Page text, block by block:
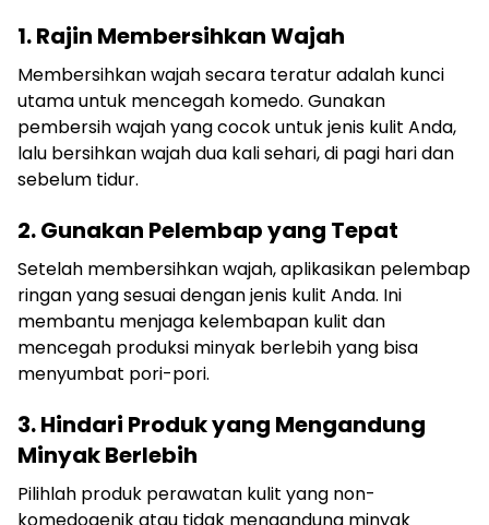
1. Rajin Membersihkan Wajah
Membersihkan wajah secara teratur adalah kunci
utama untuk mencegah komedo. Gunakan
pembersih wajah yang cocok untuk jenis kulit Anda,
lalu bersihkan wajah dua kali sehari, di pagi hari dan
sebelum tidur.
2. Gunakan Pelembap yang Tepat
Setelah membersihkan wajah, aplikasikan pelembap
ringan yang sesuai dengan jenis kulit Anda. Ini
membantu menjaga kelembapan kulit dan
mencegah produksi minyak berlebih yang bisa
menyumbat pori-pori.
3. Hindari Produk yang Mengandung
Minyak Berlebih
Pilihlah produk perawatan kulit yang non-